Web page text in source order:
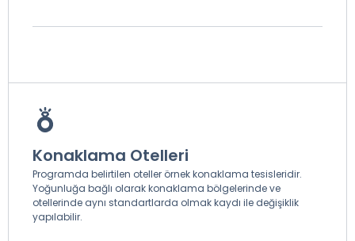
Konaklama Otelleri
Programda belirtilen oteller örnek konaklama tesisleridir.
Yoğunluğa bağlı olarak konaklama bölgelerinde ve
otellerinde aynı standartlarda olmak kaydı ile değişiklik
yapılabilir.